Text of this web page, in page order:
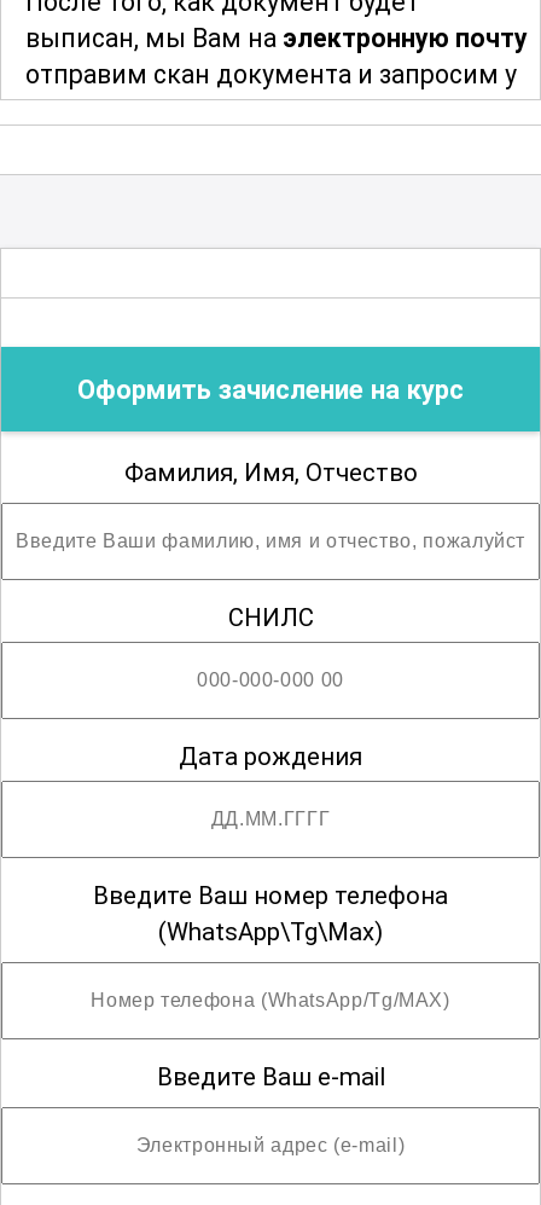
в данной сфере.
; 2 разряд
выписан, мы Вам на электронную почту
отправим скан документа и запросим у
Вас адрес и индекс для отправки
мы сообщим Вам трек-номер для
документа об образовании.
Благодарим за сотрудничество!
Оформить зачисление на курс
Фамилия, Имя, Отчество
СНИЛС
Дата рождения
Введите Ваш номер телефона
(WhatsApp\Tg\Max)
Введите Ваш e-mail